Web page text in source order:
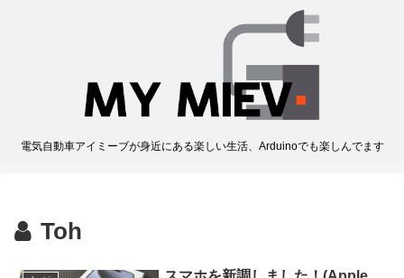
電気自動車アイミーブが身近にある楽しい生活、Arduinoでも楽しんでます
Toh